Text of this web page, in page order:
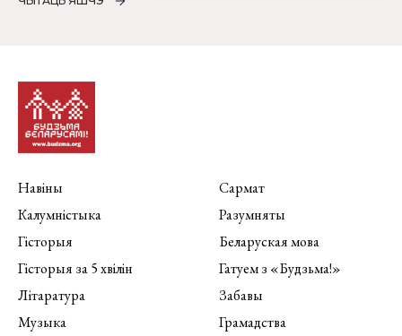
Навіны
Калумністыка
Гісторыя
Гісторыя за 5 хвілін
Літаратура
Музыка
Сармат
Разумняты
Беларуская мова
Гатуем з «Будзьма!»
Забавы
Грамадства